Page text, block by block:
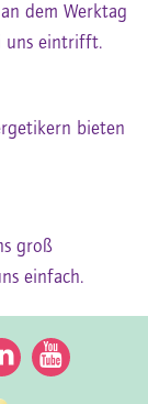
dem Werktag
uns eintrifft.
bieten
groß
einfach.
LinkedIn